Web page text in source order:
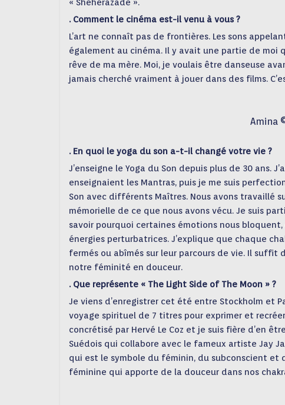
« Shéhérazade ».
. Comment le cinéma est-il venu à vous ?
L’art ne connaît pas de frontières. Les sons
également au cinéma. Il y avait une partie de moi
rêve de ma mère. Moi, je voulais être danseuse
jamais cherché vraiment à jouer dans des films.
Amina
. En quoi le yoga du son a-t-il changé votre vie ?
J’enseigne le Yoga du Son depuis plus de 30 ans.
enseignaient les Mantras, puis je me suis
Son avec différents Maîtres. Nous avons travaillé
mémorielle de ce que nous avons vécu. Je suis
savoir pourquoi certaines émotions nous
énergies perturbatrices. J’explique que chaque
fermés ou abîmés sur leur parcours de vie. Il
notre féminité en douceur.
. Que représente « The Light Side of The Moon » ?
Je viens d’enregistrer cet été entre Stockholm et
voyage spirituel de 7 titres pour exprimer et
concrétisé par Hervé Le Coz et je suis fière d’en
Suédois qui collabore avec le fameux artiste Jay
qui est le symbole du féminin, du subconscient et
féminine qui apporte de la douceur dans nos